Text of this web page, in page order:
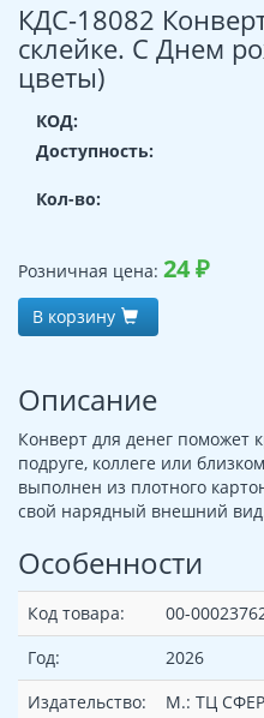
КДС-18082
склейке. С Днем
цветы)
КОД:
Доступность:
Кол-во:
Розничная цена: 24₽
В корзину
Описание
Конверт для денег поможет
подруге, коллеге или
выполнен из плотного
свой нарядный внешний
Особенности
Код товара:
00-
Год:
2026
Издательство:
М.: ТЦ